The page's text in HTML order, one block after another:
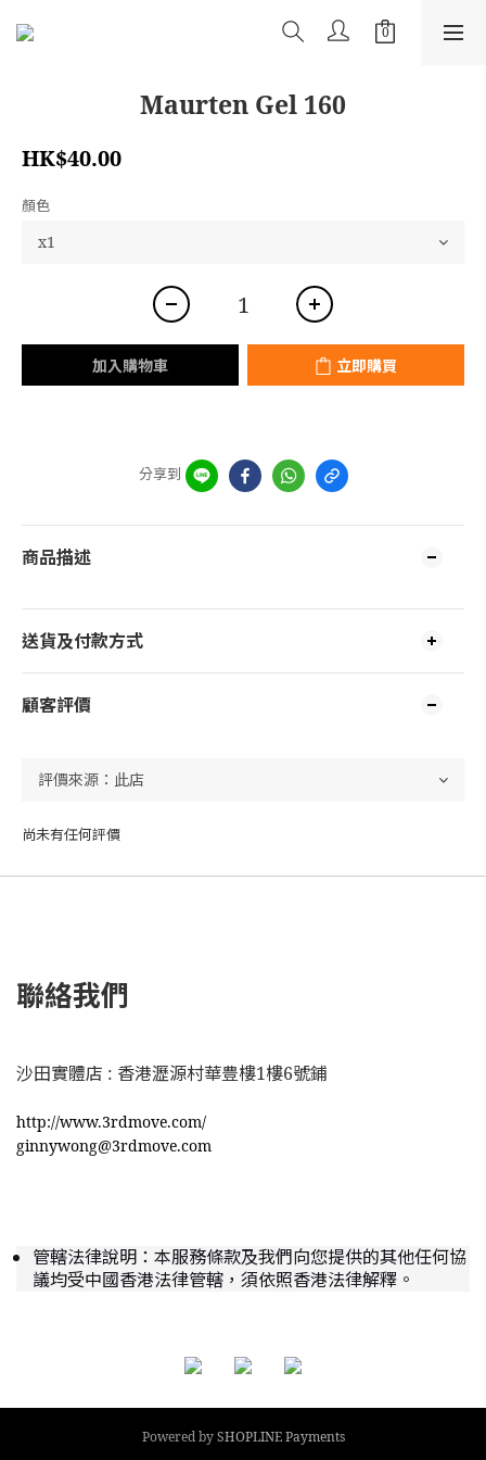
Maurten Gel 160
HK$40.00
顏色
加入購物車 立即購買
分享到
商品描述
送貨及付款方式
顧客評價
尚未有任何評價
聯絡我們
沙田實體店 : 香港瀝源村華豊樓1樓6號鋪
http://www.3rdmove.com/
ginnywong@3rdmove.com
管轄法律說明：本服務條款及我們向您提供的其他任何協
議均受中國香港法律管轄，須依照香港法律解釋。
Powered bySHOPLINE Payments